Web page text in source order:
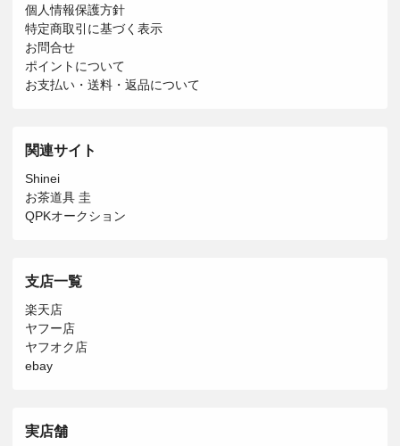
個人情報保護方針
特定商取引に基づく表示
お問合せ
ポイントについて
お支払い・送料・返品について
関連サイト
Shinei
お茶道具 圭
QPKオークション
支店一覧
楽天店
ヤフー店
ヤフオク店
ebay
実店舗